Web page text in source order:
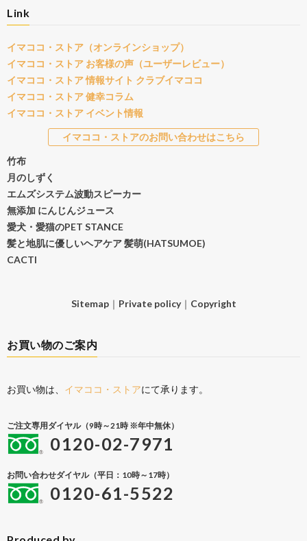
Link
イマココ・ストア（オンラインショップ）
イマココ・ストア お客様の声（ユーザーレビュー）
イマココ・ストア 情報サイト クラブイマココ
イマココ・ストア 健幸コラム
イマココ・ストア イベント情報
イマココ・ストアのお問い合わせはこちら
竹布
月のしずく
エムズシステム波動スピーカー
無添加 にんじんジュース
愛犬・愛猫のPET STANCE
髪と地肌に優しいヘアケア 髪萌(HATSUMOE)
CACTI
Sitemap｜ Private policy｜ Copyright
お買い物のご案内
お買い物は、 イマココ・ストアにて承ります。
ご注文専用ダイヤル（9時～21時 ※年中無休）
0120-02-7971
お問い合わせダイヤル（平日：10時～17時）
0120-61-5522